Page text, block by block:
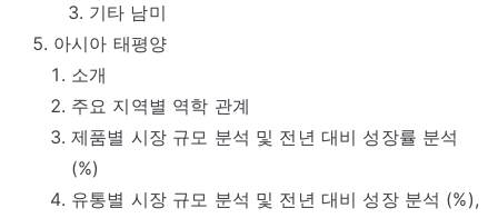
기타 남미
아시아 태평양
소개
주요 지역별 역학 관계
제품별 시장 규모 분석 및 전년 대비 성장률 분석
(%)
유통별 시장 규모 분석 및 전년 대비 성장 분석 (%),